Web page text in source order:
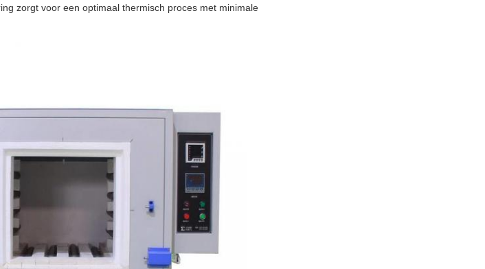
zorgt voor een optimaal thermisch proces met minimale